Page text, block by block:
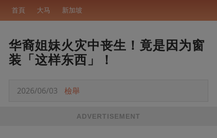
首頁 大马 新加坡
华裔姐妹火灾中丧生！竟是因为窗
装「这样东西」！
2026/06/03 檢舉
ADVERTISEMENT